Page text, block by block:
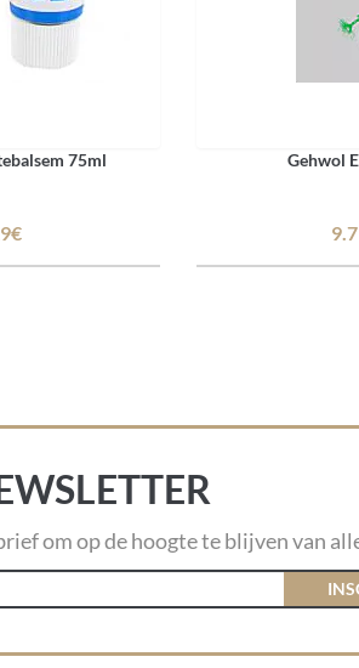
75ml Gehwol
om op de hoogte te blijven van